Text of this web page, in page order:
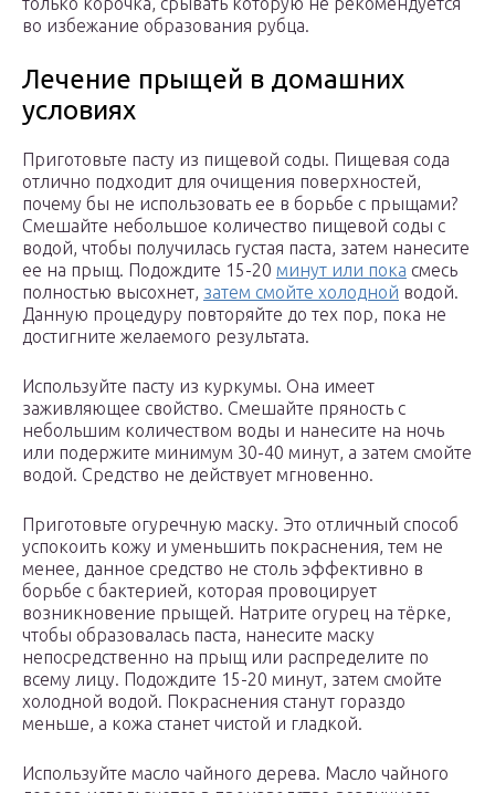
во избежание образования рубца.
Лечение прыщей в домашних
условиях
Приготовьте пасту из пищевой соды. Пищевая сода
отлично подходит для очищения поверхностей,
почему бы не использовать ее в борьбе с прыщами?
Смешайте небольшое количество пищевой соды с
водой, чтобы получилась густая паста, затем нанесите
ее на прыщ. Подождите 15-20 минут или пока смесь
полностью высохнет, затем смойте холодной водой.
Данную процедуру повторяйте до тех пор, пока не
достигните желаемого результата.
Используйте пасту из куркумы. Она имеет
заживляющее свойство. Смешайте пряность с
небольшим количеством воды и нанесите на ночь
или подержите минимум 30-40 минут, а затем смойте
водой. Средство не действует мгновенно.
Приготовьте огуречную маску. Это отличный способ
успокоить кожу и уменьшить покраснения, тем не
менее, данное средство не столь эффективно в
борьбе с бактерией, которая провоцирует
возникновение прыщей. Натрите огурец на тёрке,
чтобы образовалась паста, нанесите маску
непосредственно на прыщ или распределите по
всему лицу. Подождите 15-20 минут, затем смойте
холодной водой. Покраснения станут гораздо
меньше, а кожа станет чистой и гладкой.
Используйте масло чайного дерева. Масло чайного